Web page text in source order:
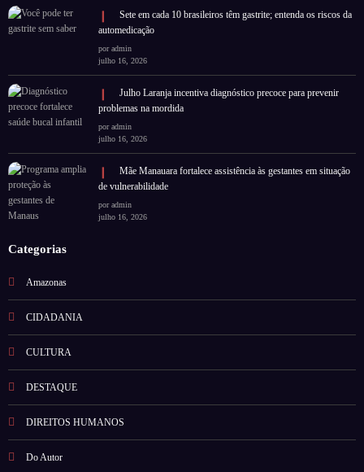
Sete em cada 10 brasileiros têm gastrite; entenda os riscos da
automedicação
por admin
julho 16, 2026
Julho Laranja incentiva diagnóstico precoce para prevenir
problemas na mordida
por admin
julho 16, 2026
Mãe Manauara fortalece assistência às gestantes em situação
de vulnerabilidade
por admin
julho 16, 2026
Categorias
Amazonas
CIDADANIA
CULTURA
DESTAQUE
DIREITOS HUMANOS
Do Autor